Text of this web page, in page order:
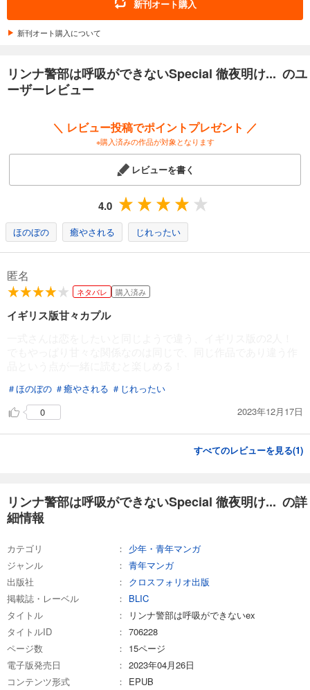
新刊オート購入
新刊オート購入について
リンナ警部は呼吸ができないSpecial 徹夜明け... のユ
ーザーレビュー
＼ レビュー投稿でポイントプレゼント ／
※購入済みの作品が対象となります
レビューを書く
4.0
ほのぼの 癒やされる じれったい
匿名
ネタバレ 購入済み
イギリス版甘々カプル
＃ほのぼの ＃癒やされる ＃じれったい
0
2023年12月17日
すべてのレビューを見る(1)
リンナ警部は呼吸ができないSpecial 徹夜明け... の詳
細情報
カテゴリ
少年・青年マンガ
ジャンル
青年マンガ
出版社
クロスフォリオ出版
掲載誌・レーベル
BLIC
タイトル
リンナ警部は呼吸ができないex
タイトルID
706228
ページ数
15ページ
電子版発売日
2023年04月26日
コンテンツ形式
EPUB